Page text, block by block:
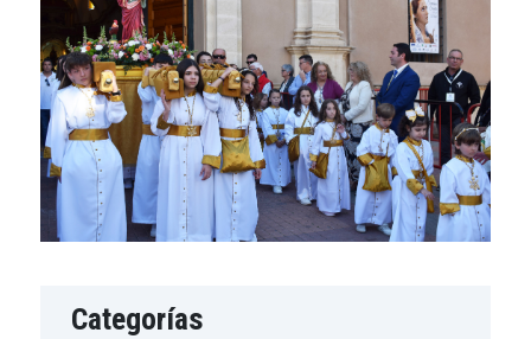
Categorías